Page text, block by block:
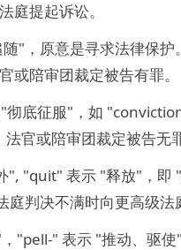
庭提起诉讼。
"，原意是寻求法律保护。
或陪审团裁定被告有罪。
底征服"，如
官或陪审团裁定被告无罪
", "quit" 表示 "释放"，即 "
庭判决不满时向更高级法
"pell-" 表示 "推动、驱使